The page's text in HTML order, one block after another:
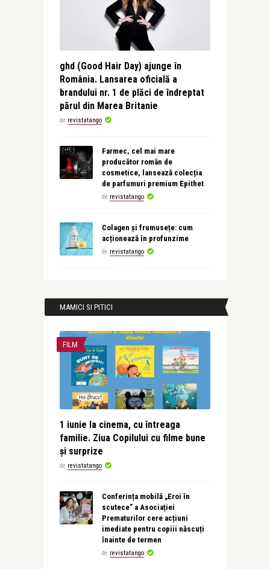
ghd (Good Hair Day) ajunge în
România. Lansarea oficială a
brandului nr. 1 de plăci de îndreptat
părul din Marea Britanie
de revistatango
Farmec, cel mai mare
producător român de
cosmetice, lansează colecția
de parfumuri premium Epithet
de revistatango
Colagen și frumusețe: cum
acționează în profunzime
de revistatango
MAMICI SI PITICI
FILM
1 iunie la cinema, cu întreaga
familie. Ziua Copilului cu filme bune
și surprize
de revistatango
Conferința mobilă „Eroi în
scutece” a Asociației
Prematurilor cere acțiuni
imediate pentru copiii născuți
înainte de termen
de revistatango